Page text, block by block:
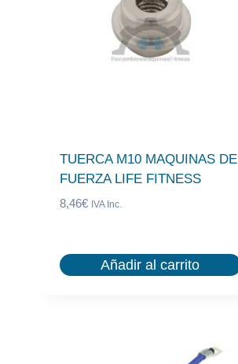
TUERCA M10 MAQUINAS DE
FUERZA LIFE FITNESS
8,46€ IVA Inc.
Añadir al carrito